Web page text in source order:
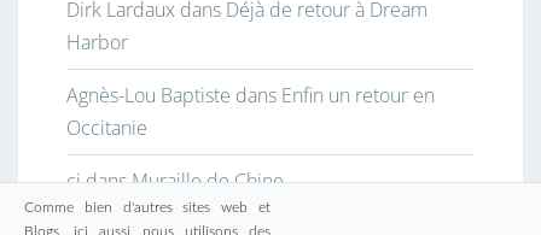
Dirk Lardaux dans Déjà de retour à Dream
Harbor
Agnès-Lou Baptiste dans Enfin un retour en
Occitanie
cjdansMuraille de Chine
Comme bien d'autres sites web et
Blogs, ici aussi nous utilisons des